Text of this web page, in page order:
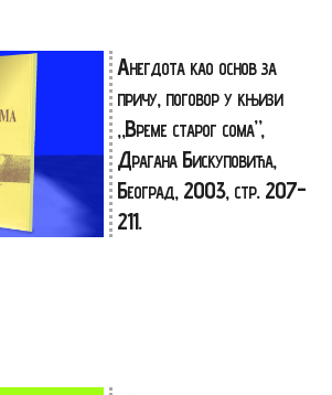
Анегдота као основ за
причу, поговор у књизи
„Време старог сома”,
Драгана Бискуповића,
Београд, 2003, стр. 207-
211.